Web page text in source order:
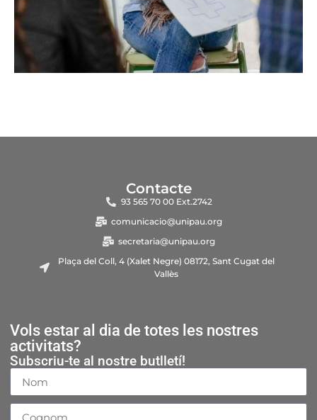
Contacte
93 565 70 00 Ext.2742
comunicacio@unipau.org
secretaria@unipau.org
Plaça del Coll, 4 (Xalet Negre) 08172, Sant Cugat del
Vallès
Vols estar al dia de totes les nostres
activitats?
Subscriu-te al nostre butlletí!